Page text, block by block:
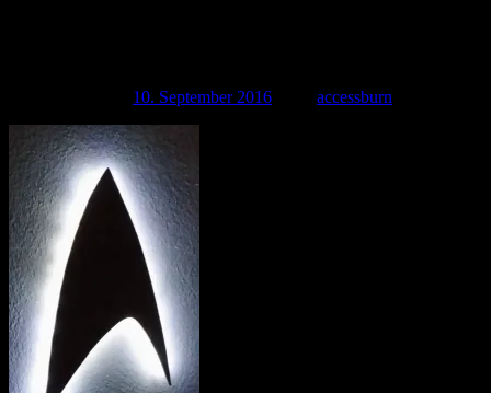
10. September 2016 accessburn